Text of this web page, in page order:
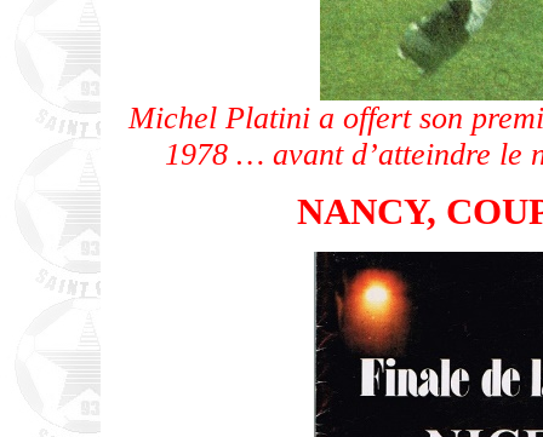
Michel Platini a offert son
1978 … avant d’atteindre le
NANCY,